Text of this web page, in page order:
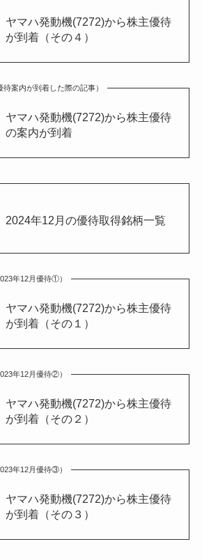
ヤマハ発動機(7272)から株主優待
が到着（その４）
案内が到着した際の記事）
ヤマハ発動機(7272)から株主優待
の案内が到着
2024年12月の優待取得銘柄一覧
年12月優待①）
ヤマハ発動機(7272)から株主優待
が到着（その１）
年12月優待②）
ヤマハ発動機(7272)から株主優待
が到着（その２）
年12月優待③）
ヤマハ発動機(7272)から株主優待
が到着（その３）